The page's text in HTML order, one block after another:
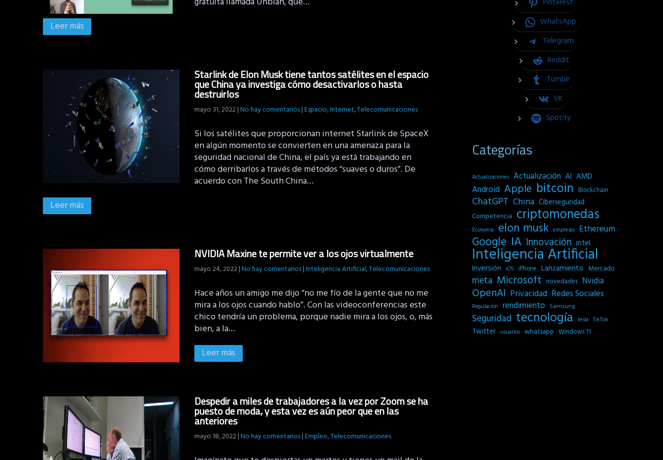
Leer más
Starlink de Elon Musk tiene tantos satélites en el espacio
que China ya investiga cómo desactivarlos o hasta
destruirlos
mayo 31, 2022|No hay comentarios|Espacio,Internet,Telecomunicaciones
Si los satélites que proporcionan internet Starlink de SpaceX
en algún momento se convierten en una amenaza para la
seguridad nacional de China, el país ya está trabajando en
cómo derribarlos a través de métodos “suaves o duros”. De
acuerdo con The South China…
Leer más
NVIDIA Maxine te permite ver a los ojos virtualmente
mayo 24, 2022|No hay comentarios|Inteligencia Artificial,Telecomunicaciones
Hace años un amigo me dijo “no me fío de la gente que no me
mira a los ojos cuando hablo”. Con las videoconferencias este
chico tendría un problema, porque nadie mira a los ojos, o, más
bien, a la…
Leer más
Despedir a miles de trabajadores a la vez por Zoom se ha
puesto de moda, y esta vez es aún peor que en las
anteriores
mayo 18, 2022|No hay comentarios|Empleo,Telecomunicaciones
Pinterest
WhatsApp
Telegram
Reddit
Tumblr
VK
Spotify
Categorías
Actualizaciones Actualización AI AMD
Android Apple bitcoin Blockchain
ChatGPT China Ciberseguridad
Competencia criptomonedas
Economia elon musk empresas Ethereum
Google IA Innovación intel
Inteligencia Artificial
Inversión iOS iPhone Lanzamiento Mercado
meta Microsoft novedades Nvidia
OpenAI Privacidad Redes Sociales
Regulación rendimiento Samsung
Seguridad tecnología tesla TikTok
Twitter usuarios whatsapp Windows 11